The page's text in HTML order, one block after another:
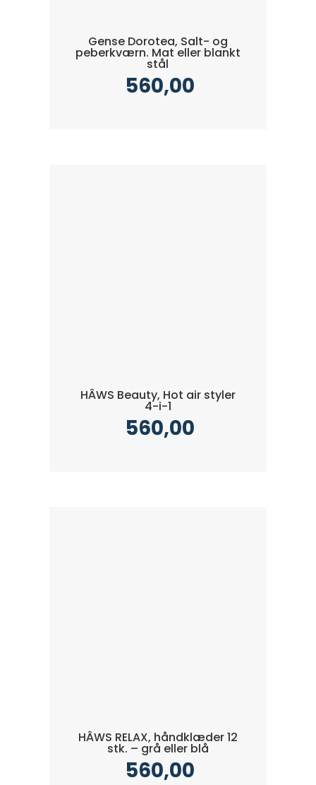
Gense Dorotea, Salt- og
peberkværn. Mat eller blankt
stål
560,00
HÂWS Beauty, Hot air styler
4-i-1
560,00
HÂWS RELAX, håndklæder 12
stk. – grå eller blå
560,00